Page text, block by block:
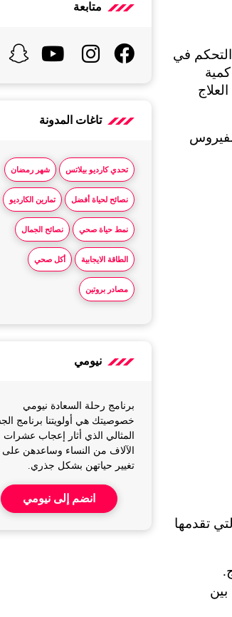
متابعة
تاغات المدونة
تحدي كارديو بيلاتس شهر رمضان
نصائح لحياة أفضل تمارين الكارديو
نمط حياة صحي نصائح الجمال
الطاقة الايجابية أكل صحي
مصادر بروتين
نيومي
برنامج رحلة السعادة نيومي
خصوصيتك هي أولويتنا برنامج
المثالي الذي أثار إعجاب عشرات
الآلاف من النساء وساعدهن على
تغيير حياتهن بشكل جذري.
انضم إلى نيومي